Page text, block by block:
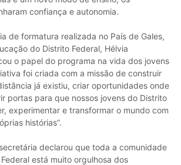
confiança e autonomia.
de formatura realizada no País de Gales,
do Distrito Federal, Hélvia
o papel do programa na vida dos jovens
foi criada com a missão de construir
já existiu, criar oportunidades onde
portas para que nossos jovens do Distrito
experimentar e transformar o mundo com
histórias”.
declarou que toda a comunidade
está muito orgulhosa dos